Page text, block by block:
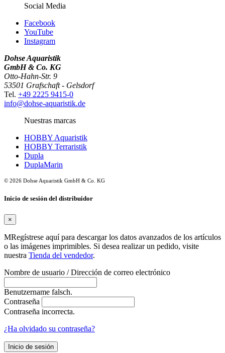
Social Media
Facebook
YouTube
Instagram
Dohse Aquaristik
GmbH & Co. KG
Otto-Hahn-Str. 9
53501 Grafschaft - Gelsdorf
Tel. +49 2225 9415-0
info@dohse-aquaristik.de
Nuestras marcas
HOBBY Aquaristik
HOBBY Terraristik
Dupla
DuplaMarin
© 2026 Dohse Aquaristik GmbH & Co. KG
Inicio de sesión del distribuidor
×
MRegístrese aquí para descargar los datos avanzados de los artículos
o las imágenes imprimibles. Si desea realizar un pedido, visite
nuestra Tienda del vendedor.
Nombre de usuario / Dirección de correo electrónico
Benutzername falsch.
Contraseña
Contraseña incorrecta.
¿Ha olvidado su contraseña?
Inicio de sesión